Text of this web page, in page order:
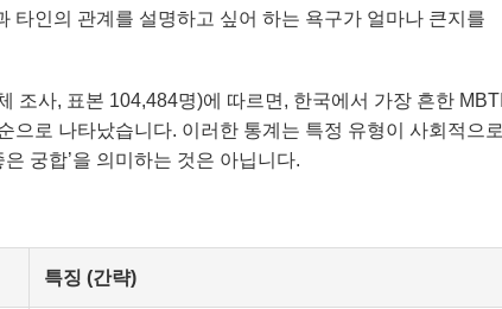
타인의 관계를 설명하고 싶어 하는 욕구가 얼마나 큰지를
조사, 표본 104,484명)에 따르면, 한국에서 가장 흔한
으로 나타났습니다. 이러한 통계는 특정 유형이 사회적으
궁합’을 의미하는 것은 아닙니다.
특징 (간략)